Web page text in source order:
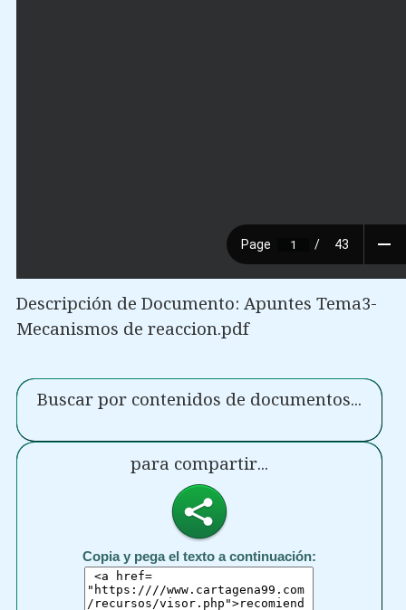
Descripción de Documento: Apuntes Tema3-
Mecanismos de reaccion.pdf
Buscar por contenidos de documentos...
para compartir...
Copia y pega el texto a continuación: